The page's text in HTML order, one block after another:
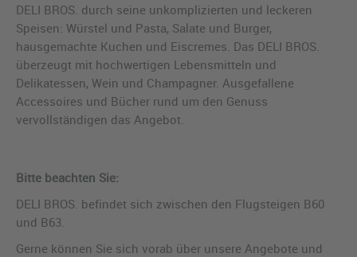
DELI BROS. durch seine unkomplizierten und leckeren
Speisen: Würstel und Pasta, Salate und Burger,
hausgemachte Kuchen und Eiscremes. Das DELI BROS.
überzeugt mit hochwertigen Lebensmitteln und
Delikatessen, Wein und Champagner. Ausgefallene
Accessoires und Bücher rund um den Genuss
vervollständigen das Angebot.
Bitte beachten Sie:
DELI BROS. befindet sich zwischen den Flugsteigen B60
und B63.
Gerne können Sie sich vorab über unsere Angebote und